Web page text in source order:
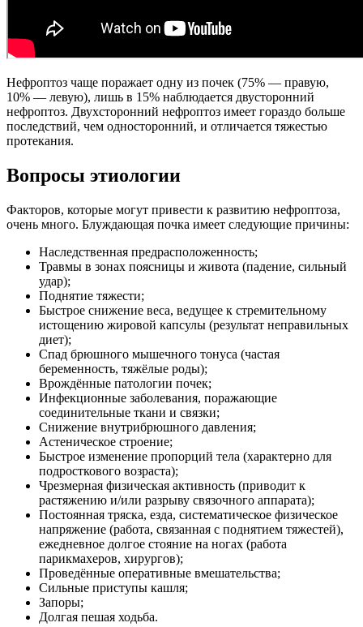
Нефроптоз чаще поражает одну из почек (75% — правую,
10% — левую), лишь в 15% наблюдается двусторонний
нефроптоз. Двухсторонний нефроптоз имеет гораздо больше
последствий, чем односторонний, и отличается тяжестью
протекания.
Вопросы этиологии
Факторов, которые могут привести к развитию нефроптоза,
очень много. Блуждающая почка имеет следующие причины:
Наследственная предрасположенность;
Травмы в зонах поясницы и живота (падение, сильный
удар);
Поднятие тяжести;
Быстрое снижение веса, ведущее к стремительному
истощению жировой капсулы (результат неправильных
диет);
Спад брюшного мышечного тонуса (частая
беременность, тяжёлые роды);
Врождённые патологии почек;
Инфекционные заболевания, поражающие
соединительные ткани и связки;
Снижение внутрибрюшного давления;
Астеническое строение;
Быстрое изменение пропорций тела (характерно для
подросткового возраста);
Чрезмерная физическая активность (приводит к
растяжению и/или разрыву связочного аппарата);
Постоянная тряска, езда, систематическое физическое
напряжение (работа, связанная с поднятием тяжестей),
ежедневное долгое стояние на ногах (работа
парикмахеров, хирургов);
Проведённые оперативные вмешательства;
Сильные приступы кашля;
Запоры;
Долгая пешая ходьба.